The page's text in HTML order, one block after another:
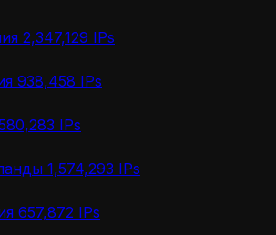
2,347,129 IPs
938,458 IPs
IPs
1,574,293 IPs
657,872 IPs